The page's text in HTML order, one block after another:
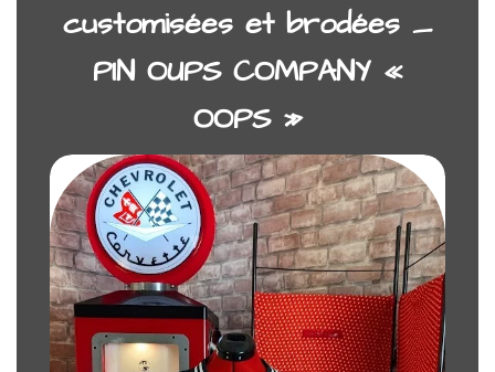
customisées et brodées _
PIN OUPS COMPANY «
OOPS »